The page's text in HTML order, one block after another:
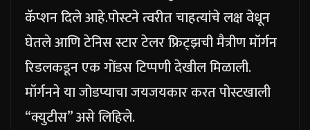
कॅप्शन दिले आहे.पोस्टने त्वरीत चाहत्यांचे लक्ष वेधून
घेतले आणि टेनिस स्टार टेलर फ्रिट्झची मैत्रीण मॉर्गन
रिडलकडून एक गोंडस टिप्पणी देखील मिळाली.
मॉर्गनने या जोडप्याचा जयजयकार करत पोस्टखाली
“क्युटीस” असे लिहिले.